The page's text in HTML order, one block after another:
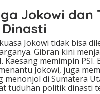
Jokowi dan
Jokowi tidak bisa
Gibran kini
Kaesang memimpin PSI.
Jokowi, juga
menonjol di Sumatera
tuduhan politik dinasti